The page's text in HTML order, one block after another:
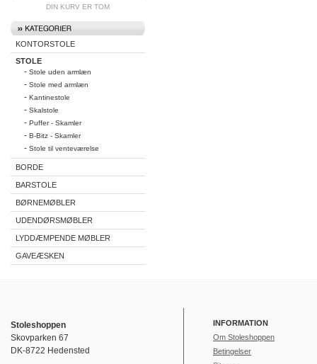
DIN KURV ER TOM
KONTORSTOLE
STOLE
- Stole uden armlæn
- Stole med armlæn
- Kantinestole
- Skalstole
- Puffer - Skamler
- B-Bitz - Skamler
- Stole til venteværelse
BORDE
BARSTOLE
BØRNEMØBLER
UDENDØRSMØBLER
LYDDÆMPENDE MØBLER
GAVEÆSKEN
Stoleshoppen
Skovparken 67
DK-8722 Hedensted
INFORMATION
Om Stoleshoppen
Betingelser